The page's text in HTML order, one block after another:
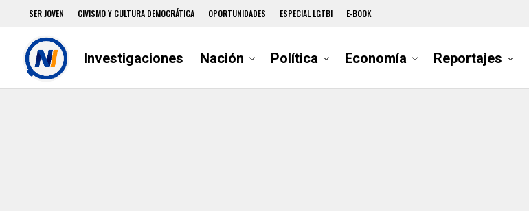
SER JOVEN CIVISMO Y CULTURA DEMOCRÁTICA OPORTUNIDADES ESPECIAL LGTBI E-BOOK
Investigaciones Nación Política Economía Reportajes